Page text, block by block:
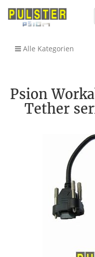
Alle Kategorien
Psion
Tether